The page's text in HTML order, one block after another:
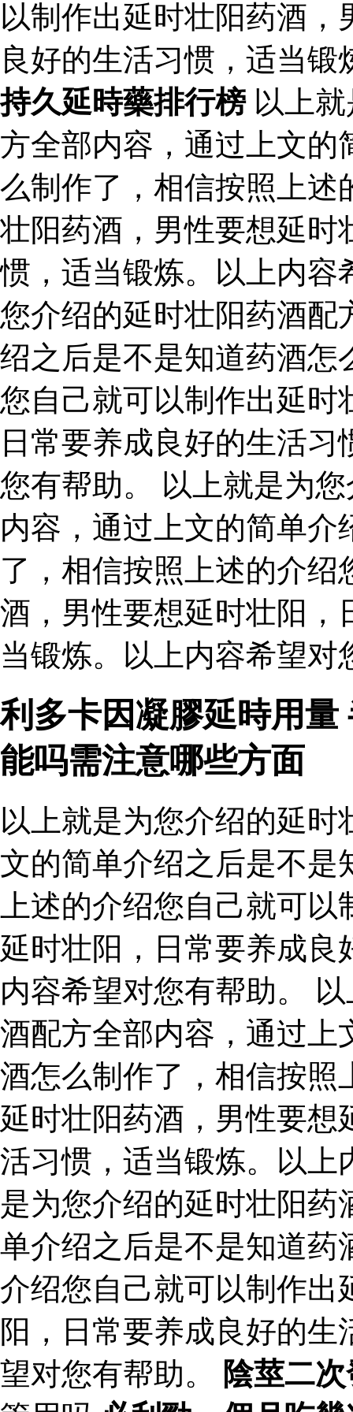
以制作出延时壮阳药酒
良好的生活习惯，适当
持久延時藥排行榜以上就
方全部内容，通过上文的
么制作了，相信按照上述
壮阳药酒，男性要想延时
惯，适当锻炼。以上内容
您介绍的延时壮阳药酒配
绍之后是不是知道药酒怎
您自己就可以制作出延时
日常要养成良好的生活
您有帮助。 以上就是为
内容，通过上文的简单
了，相信按照上述的介
酒，男性要想延时壮阳，
当锻炼。以上内容希望对
利多卡因凝膠延時用
能吗需注意哪些方面
以上就是为您介绍的延
文的简单介绍之后是不是
上述的介绍您自己就可
延时壮阳，日常要养成良
内容希望对您有帮助。
酒配方全部内容，通过上
酒怎么制作了，相信按照
延时壮阳药酒，男性要想
活习惯，适当锻炼。以上
是为您介绍的延时壮阳
单介绍之后是不是知道药
介绍您自己就可以制作出
阳，日常要养成良好的
望对您有帮助。
陰莖二